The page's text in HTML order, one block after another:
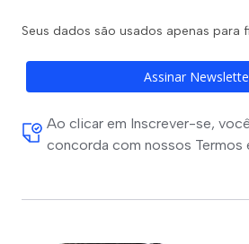
Seus dados são usados apenas para
Assinar
Ao clicar em Inscrever-se,
concorda com nossos Termos